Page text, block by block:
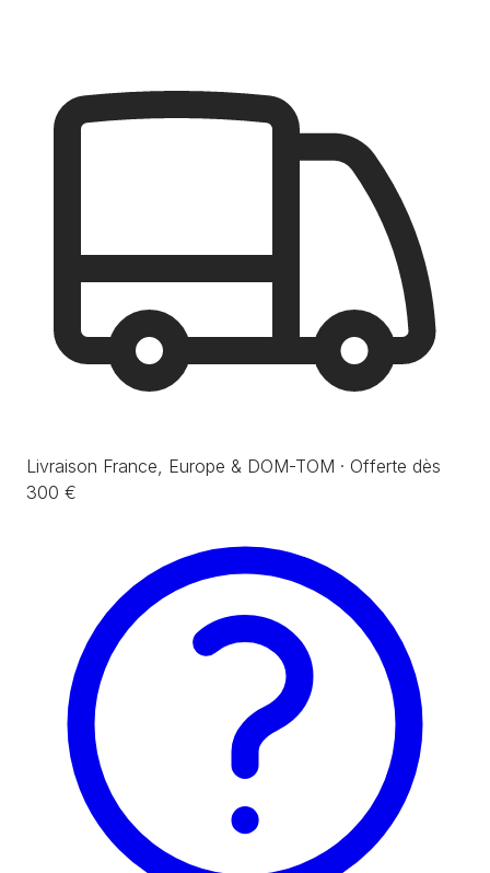
Livraison France, Europe & DOM-TOM · Offerte dès
300 €